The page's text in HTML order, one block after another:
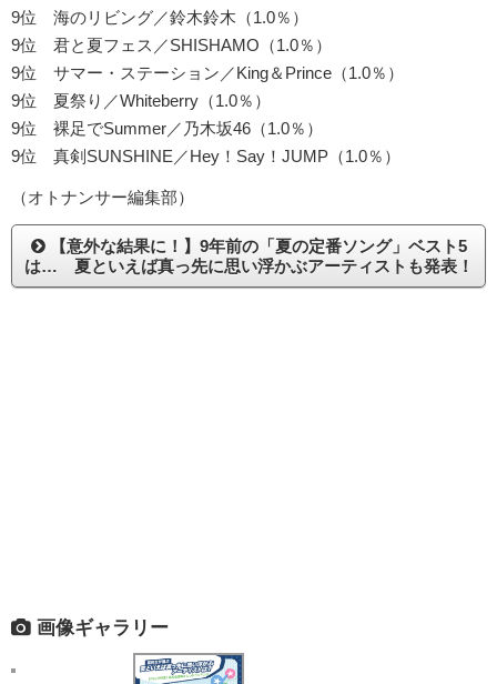
9位 海のリビング／鈴木鈴木（1.0％）
9位 君と夏フェス／SHISHAMO（1.0％）
9位 サマー・ステーション／King＆Prince（1.0％）
9位 夏祭り／Whiteberry（1.0％）
9位 裸足でSummer／乃木坂46（1.0％）
9位 真剣SUNSHINE／Hey！Say！JUMP（1.0％）
（オトナンサー編集部）
【意外な結果に！】9年前の「夏の定番ソング」ベスト5
は… 夏といえば真っ先に思い浮かぶアーティストも発表！
画像ギャラリー